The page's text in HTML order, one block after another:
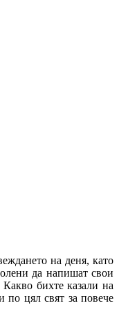
на деня, като
да напишат свои
бихте казали на
по цял свят за повече